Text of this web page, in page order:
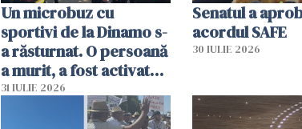
Un microbuz cu
sportivi de la Dinamo s-
a răsturnat. O persoană
a murit, a fost activat
planul roșu de
31 IULIE 2026
Senatul a
acordul SAFE
30 IULIE 2026